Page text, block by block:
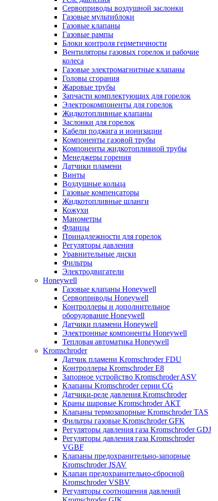
Сервоприводы воздушной заслонки
Газовые мультиблоки
Газовые клапаны
Газовые рампы
Блоки контроля герметичности
Вентиляторы газовых горелок и рабочие
колеса
Газовые электромагнитные клапаны
Головы сгорания
Жаровые трубы
Запчасти комплектующих для горелок
Электрокомпоненты для горелок
Жидкотопливные клапаны
Заслонки для горелок
Кабели поджига и ионизации
Компоненты газовой трубы
Компоненты жидкотопливной трубы
Менеджеры горения
Датчики пламени
Винты
Воздушные кольца
Газовые компенсаторы
Жидкотопливные шланги
Кожухи
Манометры
Фланцы
Принадлежности для горелок
Регуляторы давления
Уравнительные диски
Фильтры
Электродвигатели
Honeywell
Газовые клапаны Honeywell
Сервоприводы Honeywell
Контроллеры и дополнительное
оборудование Honeywell
Датчики пламени Honeywell
Электронные компоненты Honeywell
Тепловая автоматика Honeywell
Kromschroder
Датчик пламени Kromschroder FDU
Контроллеры Kromschroder E8
Запорное устройство Kromschroder ASV
Клапаны Kromschroder серии CG
Датчики-реле давления Kromschroder
Краны шаровые Kromschroder АКТ
Клапаны термозапорные Kromschroder TAS
Фильтры газовые Kromschroder GFK
Регуляторы давления газа Kromschroder GDJ
Регуляторы давления газа Kromschroder
VGBF
Клапаны предохранительно-запорные
Kromschroder JSAV
Клапан предохранительно-сбросной
Kromschroder VSBV
Регуляторы соотношения давлений